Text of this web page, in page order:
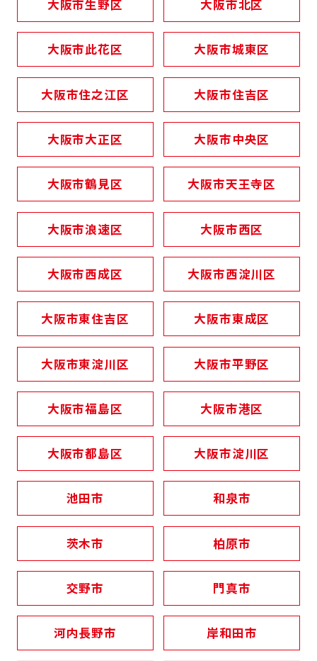
大阪市生野区 大阪市北区
大阪市此花区 大阪市城東区
大阪市住之江区 大阪市住吉区
大阪市大正区 大阪市中央区
大阪市鶴見区 大阪市天王寺区
大阪市浪速区 大阪市西区
大阪市西成区 大阪市西淀川区
大阪市東住吉区 大阪市東成区
大阪市東淀川区 大阪市平野区
大阪市福島区 大阪市港区
大阪市都島区 大阪市淀川区
池田市 和泉市
茨木市 柏原市
交野市 門真市
河内長野市 岸和田市